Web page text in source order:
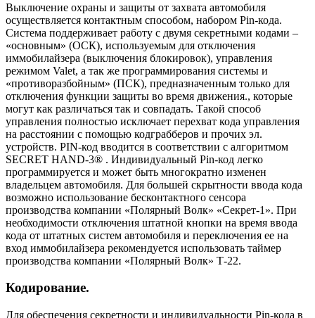
Выключение охраны и защиты от захвата автомобиля
осуществляется контактным способом, набором Pin-кода.
Система поддерживает работу с двумя секретными кодами –
«основным» (ОСК), используемым для отключения
иммобилайзера (выключения блокировок), управления
режимом Valet, а так же программирования системы и
«противоразбойным» (ПСК), предназначенным только для
отключения функции защиты во время движения., которые
могут как различаться так и совпадать. Такой способ
управления полностью исключает перехват кода управления
на расстоянии с помощью кодграбберов и прочих эл.
устройств. PIN-код вводится в соответствии с алгоритмом
SECRET HAND-3® . Индивидуальный Pin-код легко
программируется и может быть многократно изменен
владельцем автомобиля. Для большей скрытности ввода кода
возможно использование бесконтактного сенсора
производства компании «Полярный Волк» «Секрет-1». При
необходимости отключения штатной кнопки на время ввода
кода от штатных систем автомобиля и переключения ее на
вход иммобилайзера рекомендуется использовать таймер
производства компании «Полярный Волк» Т-22.
Кодирование.
Для обеспечения секретности и индивидуальности Pin-кода в